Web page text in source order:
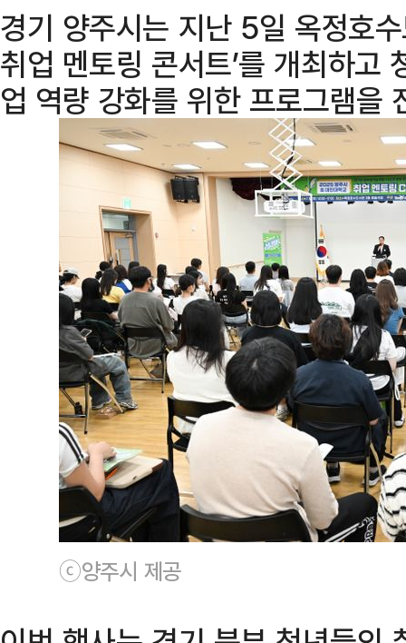
경기 양주시는 지난 5일 옥정호
취업 멘토링 콘서트’를 개최하고
업 역량 강화를 위한 프로그램을
ⓒ양주시 제공